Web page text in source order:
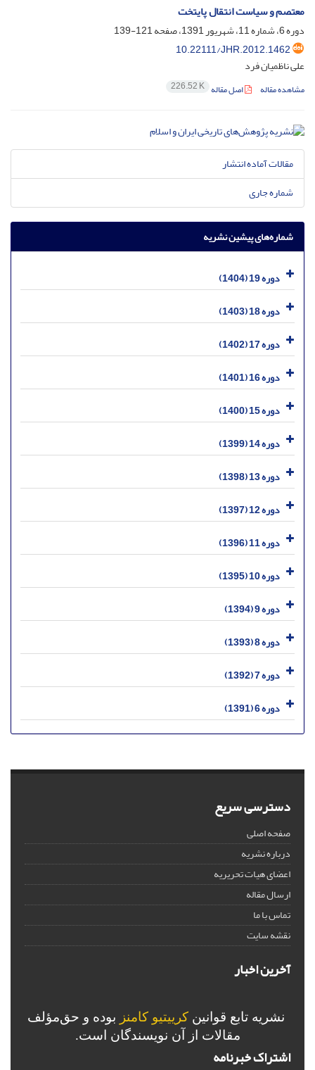
معتصم و سیاست انتقال پایتخت
دوره 6، شماره 11، شهریور 1391، صفحه
121-139
10.22111/JHR.2012.1462
علی ناظمیان فرد
مشاهده مقاله اصل مقاله 226.52 K
مقالات آماده انتشار
شماره جاری
شماره‌های پیشین نشریه
دوره 19 (1404)
دوره 18 (1403)
دوره 17 (1402)
دوره 16 (1401)
دوره 15 (1400)
دوره 14 (1399)
دوره 13 (1398)
دوره 12 (1397)
دوره 11 (1396)
دوره 10 (1395)
دوره 9 (1394)
دوره 8 (1393)
دوره 7 (1392)
دوره 6 (1391)
دسترسی سریع
صفحه اصلی
درباره نشریه
اعضای هیات تحریریه
ارسال مقاله
تماس با ما
نقشه سایت
آخرین اخبار
نشریه تابع قوانین کرییتیو کامنز بوده و حق‌مؤلف
مقالات از آن نویسندگان است.
اشتراک خبرنامه